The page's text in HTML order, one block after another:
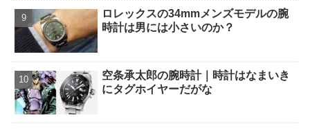
ロレックスの34mmメンズモデルの腕
時計は男には小さいのか？
空条承太郎の腕時計｜時計はなまいき
にタグホイヤーだがな